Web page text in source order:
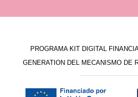
PROGRAMA KIT DIGITAL
GENERATION DEL MECANISMO DE